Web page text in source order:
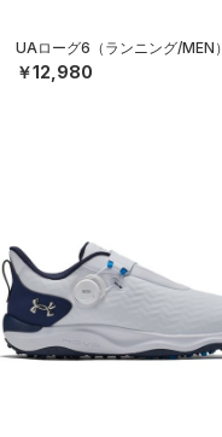
UAローグ6（ランニング/MEN）
￥12,980